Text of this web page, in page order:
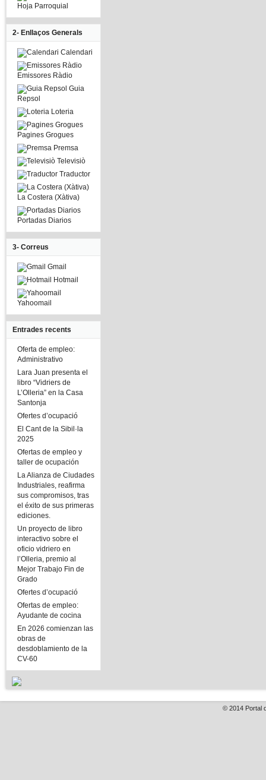
Hoja Parroquial
2- Enllaços Generals
Calendari
Emissores Ràdio
Guia
Repsol
Loteria
Pagines Grogues
Premsa
Televisiò
Traductor
La Costera (Xàtiva)
Portadas Diarios
3- Correus
Gmail
Hotmail
Yahoomail
Entrades recents
Oferta de empleo:
Administrativo
Lara Juan presenta el
libro “Vidriers de
L’Olleria” en la Casa
Santonja
Ofertes d’ocupació
El Cant de la Sibil·la
2025
Ofertas de empleo y
taller de ocupación
La Alianza de Ciudades
Industriales, reafirma
sus compromisos, tras
el éxito de sus primeras
ediciones.
Un proyecto de libro
interactivo sobre el
oficio vidriero en
l’Olleria, premio al
Mejor Trabajo Fin de
Grado
Ofertes d’ocupació
Ofertas de empleo:
Ayudante de cocina
En 2026 comienzan las
obras de
desdoblamiento de la
CV-60
© 2014 Portal